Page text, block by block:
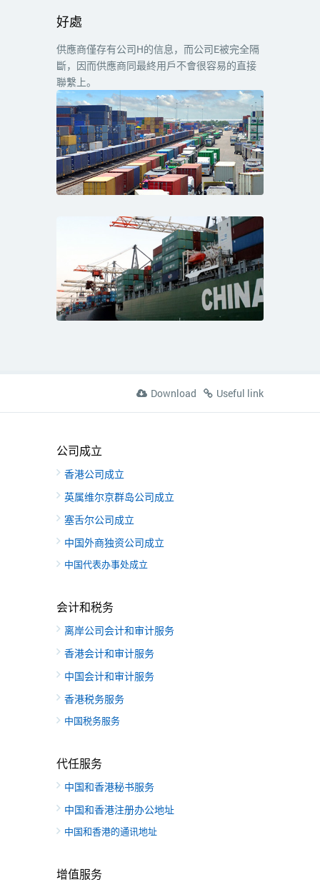
好處
供應商僅存有公司H的信息，而公司E被完全隔
斷，因而供應商同最終用戶不會很容易的直接
聯繫上。
Download Useful link
公司成立
香港公司成立
英属维尔京群岛公司成立
塞舌尔公司成立
中国外商独资公司成立
中国代表办事处成立
会计和税务
离岸公司会计和审计服务
香港会计和审计服务
中国会计和审计服务
香港税务服务
中国税务服务
代任服务
中国和香港秘书服务
中国和香港注册办公地址
中国和香港的通讯地址
增值服务